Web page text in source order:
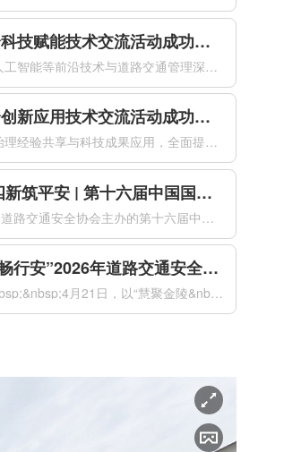
道路交通安全科技赋能技术交流活动成功举办
为推动大数据、人工智能等前沿技术与道路交通管理深度融合，以科技创新赋能交管工作提质增效，全面提升道路交通安全治理现代化水平，2026年4月21日下午，由公安部道路交通安全研究中心、中国道路交通安全协会联合主办的道路交通安全科技赋能技术交流活动在南京国际博览会议中心成功举办。来自公安交通管理部门、科研...
道路交通安全创新应用技术交流活动成功举办
为深化道路交通治理经验共享与科技成果应用，全面提升道路交通安全治理现代化水平，2026年4月21日下午，由公安部道路交通安全研究中心、中国道路交通安全协会共同主办的道路交通安全创新应用技术交流活动在南京国际博览会议中心成功举办。来自全国公安交通管理部门、科研院所、高等院校及科技企业的代表，共同聚焦道...
交通新质力 四新筑平安 | 第十六届中国国际道路交通安全产品博览会盛大开幕
4月22日，由中国道路交通安全协会主办的第十六届中国国际道路交通安全产品博览会（以下简称“交博会”）在南京国际博览中心盛大开幕。本届交博会以“交通新质力四新筑平安”为主题，紧扣“新警务理念、新运行模式、新技术装备、新管理体系”四新要求，全面汇聚道路交通安全领域前沿科技成果与创新解决方案，以科技创新驱...
“慧聚金陵 路畅行安”2026年道路交通安全创新与合作大会在南京成功举办
&nbsp;&nbsp;&nbsp;&nbsp;4月21日，以“慧聚金陵&nbsp;路畅行安”为主题的2026年道路交通安全创新与合作大会（以下简称“大会”）在南京国际博览会议中心成功举办。本次大会由公安部道路交通安全研究中心、中国道路交通安全协会共同主办，来自国内外道路交通安全领域的1500名代表...